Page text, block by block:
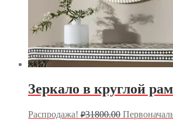
Зеркало в круглой
Распродажа! ₽31800.00